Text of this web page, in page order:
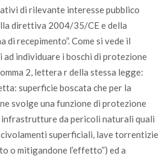
di rilevante interesse pubblico
direttiva 2004/35/CE e della
recepimento”. Come si vede il
individuare i boschi di protezione
2, lettera r della stessa legge:
superficie boscata che per la
svolge una funzione di protezione
infrastrutture da pericoli naturali quali
superficiali, lave torrentizie
o mitigandone l’effetto”) ed a